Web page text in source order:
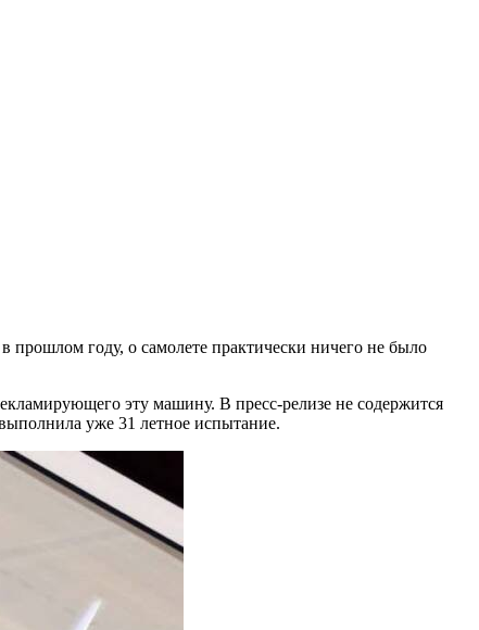
в прошлом году, о самолете практически ничего не было
эту машину. В пресс-релизе не содержится
уже 31 летное испытание.